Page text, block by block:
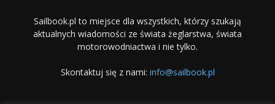
Sailbook.pl to miejsce dla wszystkich, którzy szukają
aktualnych wiadomości ze świata żeglarstwa, świata
motorowodniactwa i nie tylko.
Skontaktuj się z nami: info@sailbook.pl